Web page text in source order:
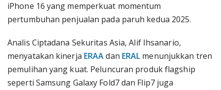
iPhone 16 yang memperkuat momentum
pertumbuhan penjualan pada paruh kedua 2025.
Analis Ciptadana Sekuritas Asia, Alif Ihsanario,
menyatakan kinerja ERAAdan ERAL menunjukkan tren
pemulihan yang kuat. Peluncuran produk flagship
seperti Samsung Galaxy Fold7 dan Flip7 juga